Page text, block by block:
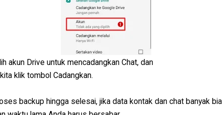
akun Drive untuk mencadangkan Chat, dan
klik tombol Cadangkan.
backup hingga selesai, jika data kontak dan chat banyak